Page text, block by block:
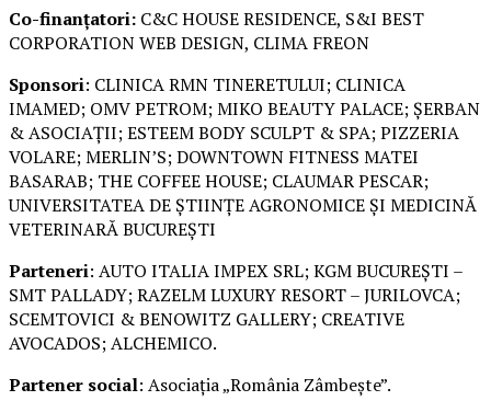
Co-finanțatori: C&C HOUSE RESIDENCE, S&I BEST
CORPORATION WEB DESIGN, CLIMA FREON
Sponsori: CLINICA RMN TINERETULUI; CLINICA
IMAMED; OMV PETROM; MIKO BEAUTY PALACE; ȘERBAN
& ASOCIAȚII; ESTEEM BODY SCULPT & SPA; PIZZERIA
VOLARE; MERLIN’S; DOWNTOWN FITNESS MATEI
BASARAB; THE COFFEE HOUSE; CLAUMAR PESCAR;
UNIVERSITATEA DE ȘTIINȚE AGRONOMICE ȘI MEDICINĂ
VETERINARĂ BUCUREȘTI
Parteneri: AUTO ITALIA IMPEX SRL; KGM BUCUREȘTI –
SMT PALLADY; RAZELM LUXURY RESORT – JURILOVCA;
SCEMTOVICI & BENOWITZ GALLERY; CREATIVE
AVOCADOS; ALCHEMICO.
Partener social: Asociația „România Zâmbește”.